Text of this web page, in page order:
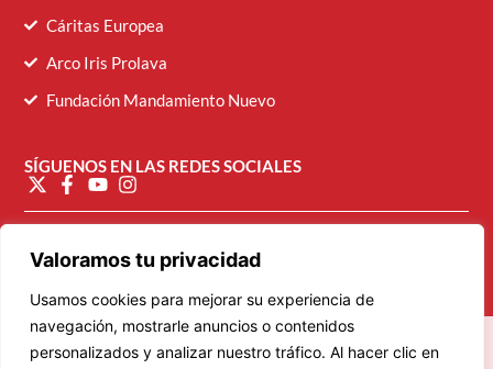
Valoramos tu privacidad
Usamos cookies para mejorar su experiencia de
navegación, mostrarle anuncios o contenidos
personalizados y analizar nuestro tráfico. Al hacer clic en
Cáritas Europea
Arco Iris Prolava
Fundación Mandamiento Nuevo
SÍGUENOS EN LAS REDES SOCIALES